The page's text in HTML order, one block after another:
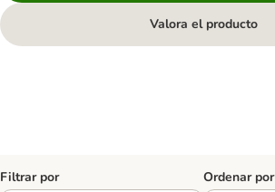
Valora el producto
Filtrar por Ordenar por